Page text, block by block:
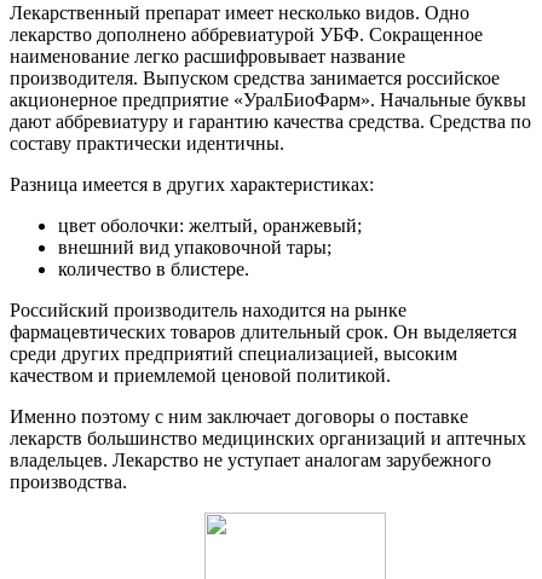
Лекарственный препарат имеет несколько видов. Одно
лекарство дополнено аббревиатурой УБФ. Сокращенное
наименование легко расшифровывает название
производителя. Выпуском средства занимается российское
акционерное предприятие «УралБиоФарм». Начальные буквы
дают аббревиатуру и гарантию качества средства. Средства по
составу практически идентичны.
Разница имеется в других характеристиках:
цвет оболочки: желтый, оранжевый;
внешний вид упаковочной тары;
количество в блистере.
Российский производитель находится на рынке
фармацевтических товаров длительный срок. Он выделяется
среди других предприятий специализацией, высоким
качеством и приемлемой ценовой политикой.
Именно поэтому с ним заключает договоры о поставке
лекарств большинство медицинских организаций и аптечных
владельцев. Лекарство не уступает аналогам зарубежного
производства.